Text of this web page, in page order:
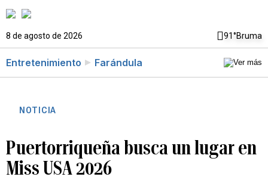
8 de agosto de 2026 91°Bruma
Entretenimiento Farándula
NOTICIA
Puertorriqueña busca un lugar en
Miss USA 2026